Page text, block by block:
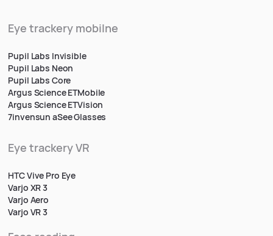
Eye trackery mobilne
Pupil Labs Invisible
Pupil Labs Neon
Pupil Labs Core
Argus Science ETMobile
Argus Science ETVision
7invensun aSee Glasses
Eye trackery VR
HTC Vive Pro Eye
Varjo XR 3
Varjo Aero
Varjo VR 3